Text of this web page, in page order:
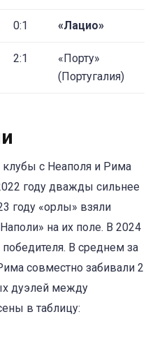
0:1 «Лацио»
2:1
«Порту»
(Португалия)
клубы с Неаполя и Рима
году дважды сильнее
году «орлы» взяли
на их поле. В 2024
В среднем за
совместно забивали 2
дуэлей между
в таблицу: